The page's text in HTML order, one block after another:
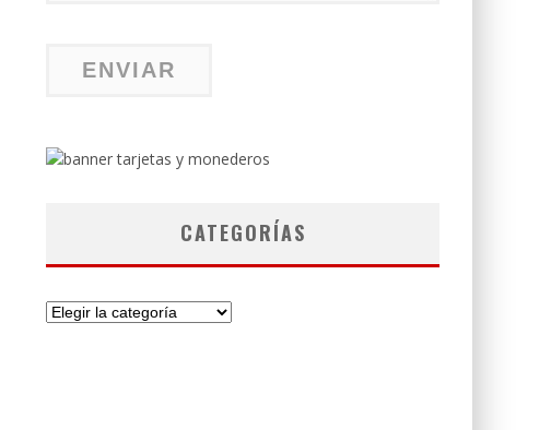
CATEGORÍAS
Categorías